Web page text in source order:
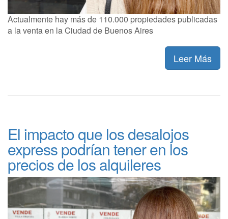
Actualmente hay más de 110.000 propiedades publicadas
a la venta en la Ciudad de Buenos Aires
Leer Más
El impacto que los desalojos
express podrían tener en los
precios de los alquileres